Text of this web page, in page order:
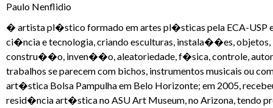
Paulo Nenflidio
� artista pl�stico formado em artes pl�sticas pela ECA-USP
ci�ncia e tecnologia, criando esculturas, instala��es, objetos,
constru��o, inven��o, aleatoriedade, f�sica, controle,
trabalhos se parecem com bichos, instrumentos musicais
art�stica Bolsa Pampulha em Belo Horizonte; em 2005,
resid�ncia art�stica no ASU Art Museum, no Arizona, tendo